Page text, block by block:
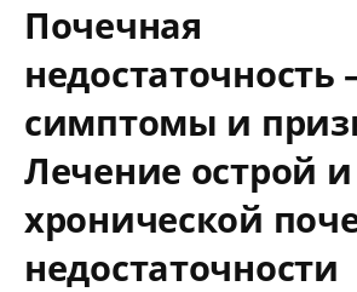
Почечная
недостаточность
симптомы и
Лечение острой и
хронической
недостаточности